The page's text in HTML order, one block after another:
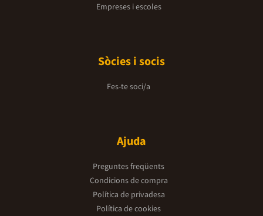
Empreses i escoles
Sòcies i socis
Fes-te soci/a
Ajuda
Preguntes freqüents
Condicions de compra
Política de privadesa
Política de cookies